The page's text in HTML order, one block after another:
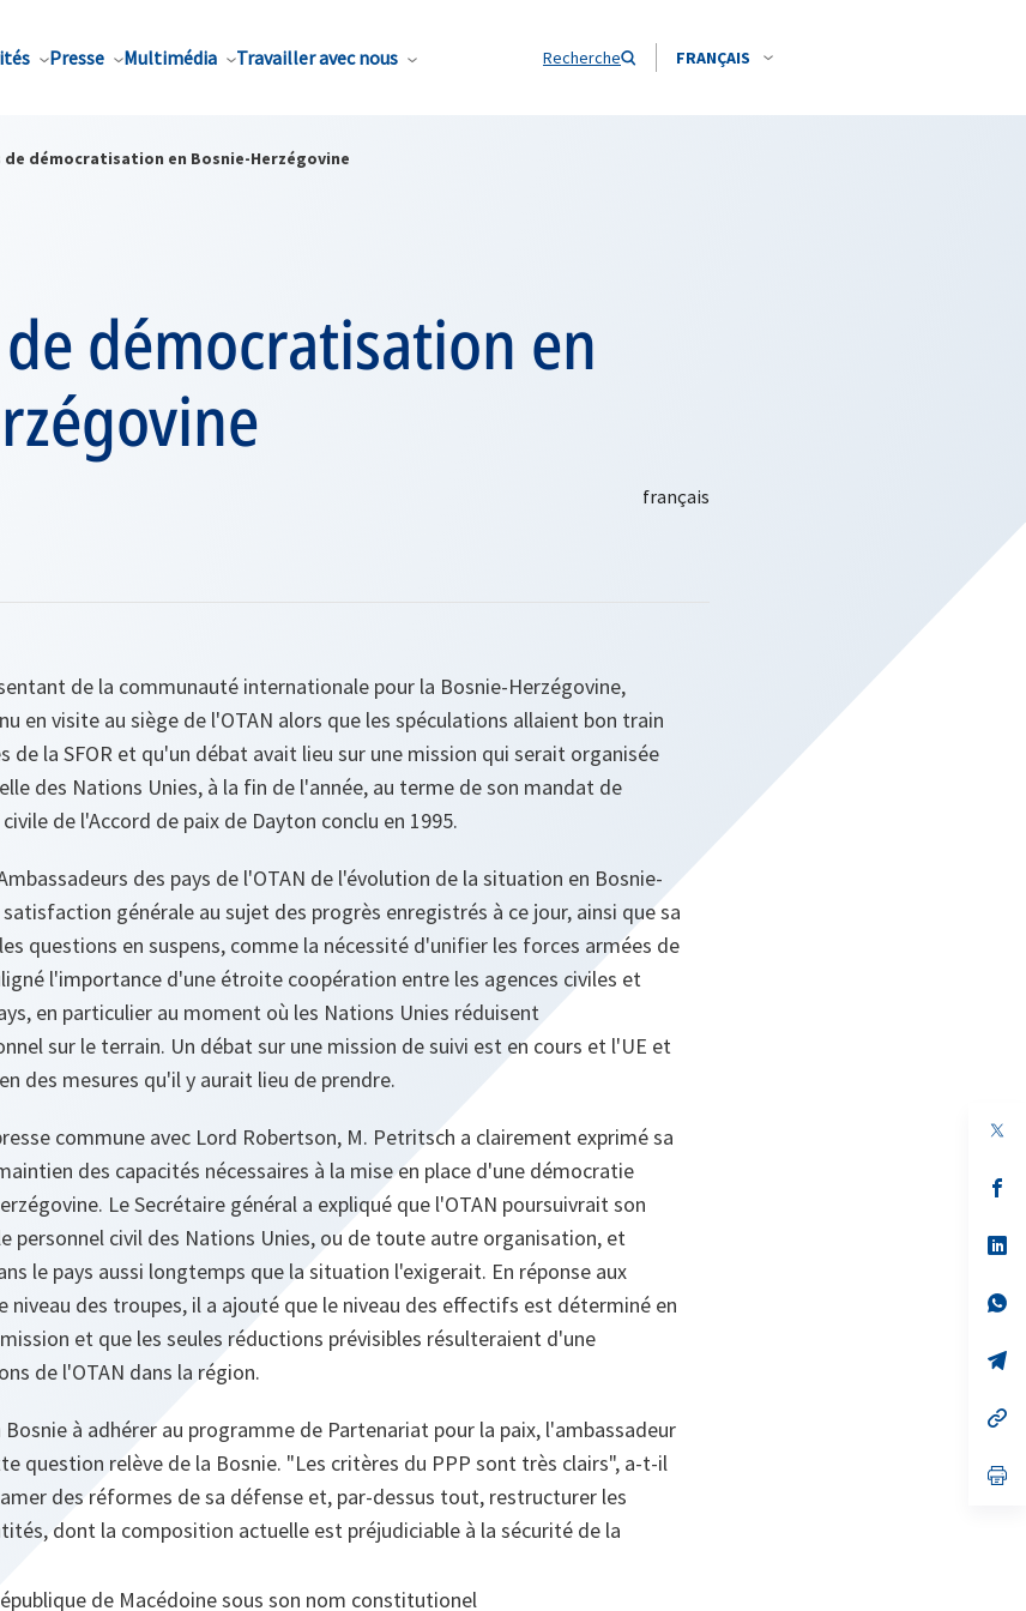
Presse Multimédia Travailler avec nous Recherche FRANÇAIS
de démocratisation en Bosnie-Herzégovine
démocratisation en
de la communauté internationale pour la Bosnie-Herzégovine,
en visite au siège de l'OTAN alors que les spéculations allaient bon train
de la SFOR et qu'un débat avait lieu sur une mission qui serait organisée
des Nations Unies, à la fin de l'année, au terme de son mandat de
de l'Accord de paix de Dayton conclu en 1995.
des pays de l'OTAN de l'évolution de la situation en Bosnie-
générale au sujet des progrès enregistrés à ce jour, ainsi que sa
questions en suspens, comme la nécessité d'unifier les forces armées de
l'importance d'une étroite coopération entre les agences civiles et
en particulier au moment où les Nations Unies réduisent
sur le terrain. Un débat sur une mission de suivi est en cours et l'UE et
des mesures qu'il y aurait lieu de prendre.
commune avec Lord Robertson, M. Petritsch a clairement exprimé sa
des capacités nécessaires à la mise en place d'une démocratie
Le Secrétaire général a expliqué que l'OTAN poursuivrait son
personnel civil des Nations Unies, ou de toute autre organisation, et
le pays aussi longtemps que la situation l'exigerait. En réponse aux
niveau des troupes, il a ajouté que le niveau des effectifs est déterminé en
et que les seules réductions prévisibles résulteraient d'une
de l'OTAN dans la région.
à adhérer au programme de Partenariat pour la paix, l'ambassadeur
question relève de la Bosnie. "Les critères du PPP sont très clairs", a-t-il
des réformes de sa défense et, par-dessus tout, restructurer les
dont la composition actuelle est préjudiciable à la sécurité de la
de Macédoine sous son nom constitutionel